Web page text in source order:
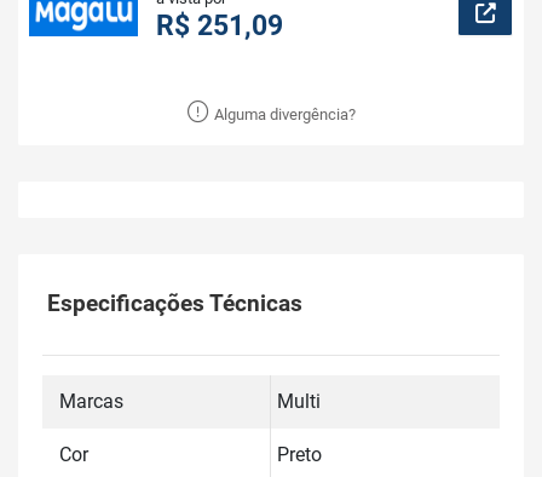
R$ 251,09
Alguma divergência?
Especificações Técnicas
Marcas Multi
Cor Preto